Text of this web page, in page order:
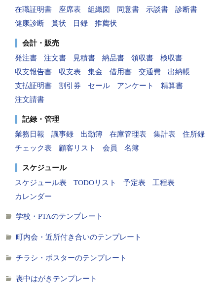
在職証明書
座席表 組織図 同意書 示談書
診断書
健康診断
賞状 目録 推薦状
会計・販売
発注書
注文書 見積書 納品書 領収書
検収書
収支報告書
収支表 集金 借用書 交通費
出納帳
支払証明書
割引券 セール アンケート
精算書
注文請書
記録・管理
業務日報
議事録 出勤簿 在庫管理表 集計表
住所録
チェック表
顧客リスト 会員 名簿
スケジュール
スケジュール表
TODOリスト 予定表
工程表
カレンダー
学校・PTAのテンプレート
町内会・近所付き合いのテンプレート
チラシ・ポスターのテンプレート
喪中はがきテンプレート